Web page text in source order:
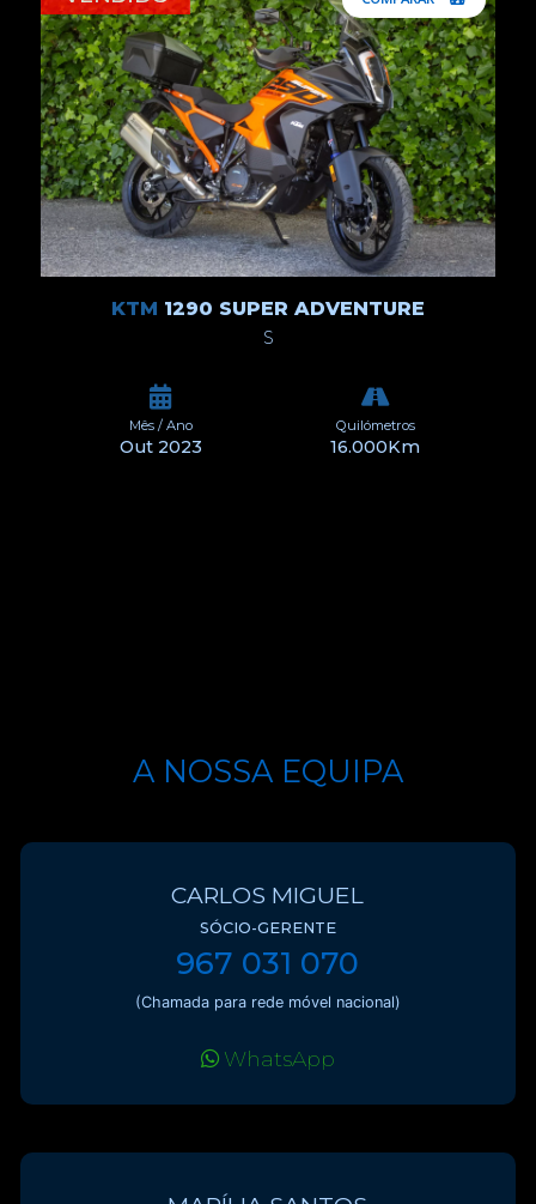
KTM 1290 SUPER ADVENTURE
S
Mês / Ano
Out 2023
Quilómetros
16.000Km
A NOSSA EQUIPA
CARLOS MIGUEL
SÓCIO-GERENTE
967 031 070
(Chamada para rede móvel nacional)
WhatsApp